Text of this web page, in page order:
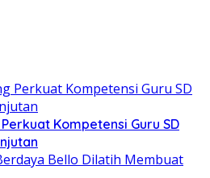
Kompetensi Guru SD